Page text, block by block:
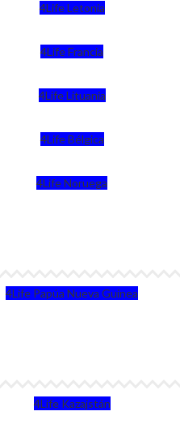
4Life Letonia
4Life Francia
4Life Lituania
4Life Bélgica
4Life Noruega
4Life Papúa Nueva Guinea
4Life Kazajstán